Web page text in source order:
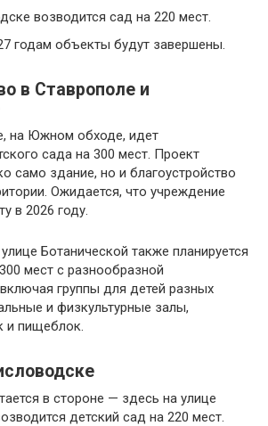
возводится сад на 220 мест.
годам объекты будут завершены.
в Ставрополе и
на Южном обходе, идет
сада на 300 мест. Проект
само здание, но и благоустройство
Ожидается, что учреждение
в 2026 году.
Ботанической также планируется
мест с разнообразной
группы для детей разных
и физкультурные залы,
и пищеблок.
в стороне — здесь на улице
детский сад на 220 мест.